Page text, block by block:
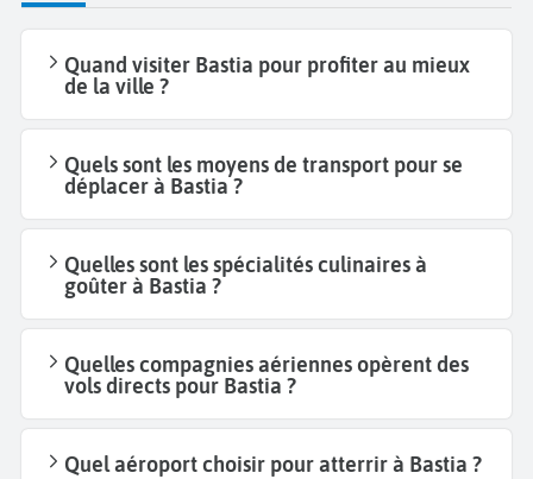
Quand visiter Bastia pour profiter au mieux
de la ville ?
Quels sont les moyens de transport pour se
déplacer à Bastia ?
Quelles sont les spécialités culinaires à
goûter à Bastia ?
Quelles compagnies aériennes opèrent des
vols directs pour Bastia ?
Quel aéroport choisir pour atterrir à Bastia ?